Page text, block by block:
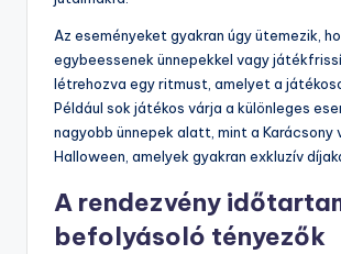
Az eseményeket gyakran úgy ütemezik,
egybeessenek ünnepekkel vagy
létrehozva egy ritmust, amelyet a
Például sok játékos várja a különleges
nagyobb ünnepek alatt, mint a Karácsony
Halloween, amelyek gyakran exkluzív
A rendezvény
befolyásoló tényezők